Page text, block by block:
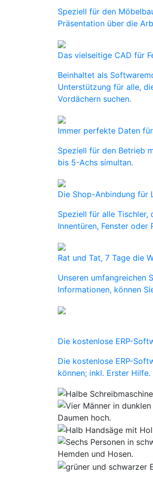
Speziell für den
Präsentation über die
Das vielseitige CAD für
Beinhaltet als
Unterstützung für alle,
Vordächern suchen.
Immer perfekte Daten
Speziell für den Betrieb
bis 5-Achs simultan.
Die Shop-Anbindung für
Speziell für alle Tischler,
Innentüren, Fenster
Rat und Tat, 7 Tage die
Unseren umfangreichen
Informationen, können
Die kostenlose ERP-
Die kostenlose ERP-
können; inkl. Erster Hilfe.